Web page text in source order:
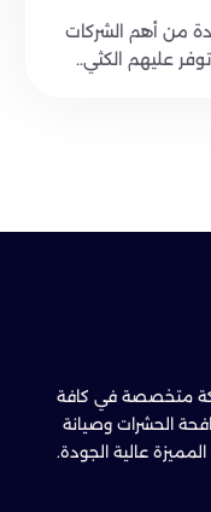
من أهم الشركات
عليهم الكثي..
متخصصة في كافة
الحشرات وصيانة
عالية الجودة.